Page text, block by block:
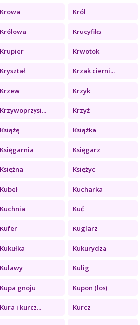
Krowa Król
Królowa Krucyfiks
Krupier Krwotok
Kryształ Krzak cierni...
Krzew Krzyk
Krzywoprzysi... Krzyż
Książę Książka
Księgarnia Księgarz
Księżna Księżyc
Kubeł Kucharka
Kuchnia Kuć
Kufer Kuglarz
Kukułka Kukurydza
Kulawy Kulig
Kupa gnoju Kupon (los)
Kura i kurcz... Kurcz